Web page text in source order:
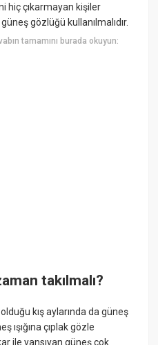
hiç çıkarmayan kişiler
gözlüğü kullanılmalıdır.
tamamını burada okuyun:
takılmalı?
kış aylarında da güneş
ışığına çıplak gözle
ile yansıyan güneş çok